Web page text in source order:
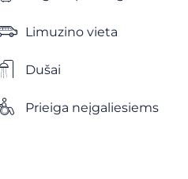
Limuzino vieta
Dušai
Prieiga neįgaliesiems